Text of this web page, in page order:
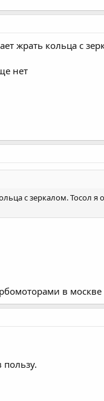
жрать кольца с
нет
с зеркалом. Тосол я
в